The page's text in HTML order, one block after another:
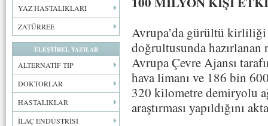
YAZ HASTALIKLARI
ZATÜRREE
ELEŞTİREL YAZILAR
ALTERNATİF TIP
DOKTORLAR
HASTALIKLAR
İLAÇ ENDÜSTRİSİ
Avrupa’da gürültü
doğrultusunda
Avrupa Çevre Ajansı
hava limanı ve 186 bin
320 kilometre demiryolu
araştırması yapıldığını